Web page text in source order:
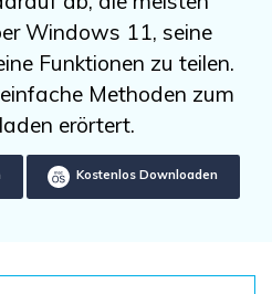
vom Mac-System
Testen
Testen
ALLE FUNKTIONEN ENTDECKEN
Sign In
Windows 11, seine
Funktionen zu teilen.
Methoden zum
erörtert.
Kostenlos Downloaden